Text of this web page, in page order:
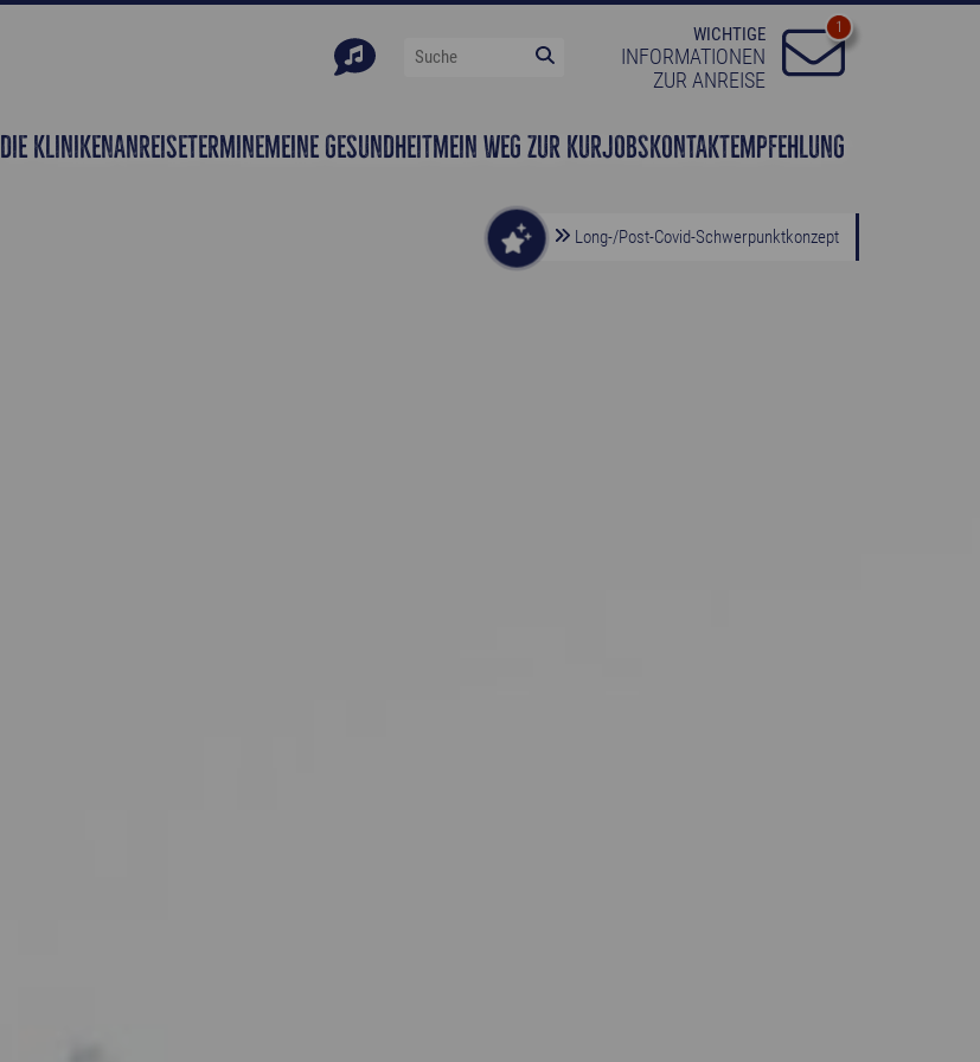
WICHTIGE
INFORMATIONEN
ZUR ANREISE
1
DIE KLINIKENANREISETERMINEMEINE GESUNDHEITMEIN WEG ZUR KURJOBSKONTAKTEMPFEHLUNG
Long-/Post-Covid-Schwerpunktkonzept